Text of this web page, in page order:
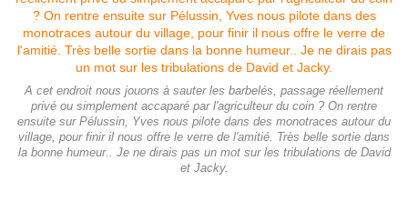
A cet endroit nous jouons à sauter les barbelés, passage réellement
privé ou simplement accaparé par l'agriculteur du coin ? On rentre
ensuite sur Pélussin, Yves nous pilote dans des monotraces autour du
village, pour finir il nous offre le verre de l'amitié. Très belle sortie dans
la bonne humeur.. Je ne dirais pas un mot sur les tribulations de David
et Jacky.